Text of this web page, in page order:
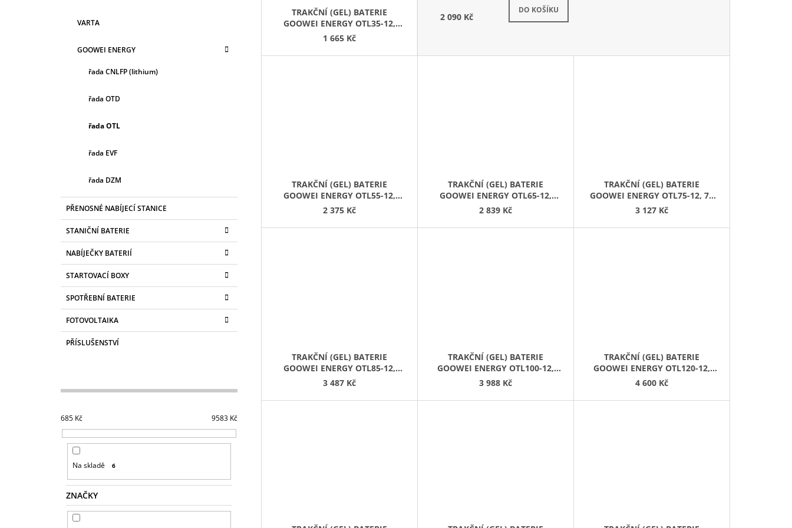
VARTA
GOOWEI ENERGY
řada CNLFP (lithium)
řada OTD
řada OTL
řada EVF
řada DZM
PŘENOSNÉ NABÍJECÍ STANICE
STANIČNÍ BATERIE
NABÍJEČKY BATERIÍ
STARTOVACÍ BOXY
SPOTŘEBNÍ BATERIE
FOTOVOLTAIKA
PŘÍSLUŠENSTVÍ
685 Kč 9583 Kč
Na skladě 6
ZNAČKY
TRAKČNÍ (GEL) BATERIE
GOOWEI ENERGY OTL35-12,
35AH, 12V
1 665 Kč
2 090 Kč
DO KOŠÍKU
Na dotaz
TRAKČNÍ (GEL) BATERIE
GOOWEI ENERGY OTL55-12,
55AH, 12V
2 375 Kč
TRAKČNÍ (GEL) BATERIE
GOOWEI ENERGY OTL65-12,
65AH, 12V
2 839 Kč
TRAKČNÍ (GEL) BATERIE
GOOWEI ENERGY OTL75-12, 75
AH, 12V
3 127 Kč
TRAKČNÍ (GEL) BATERIE
GOOWEI ENERGY OTL85-12,
85AH, 12V
3 487 Kč
TRAKČNÍ (GEL) BATERIE
GOOWEI ENERGY OTL100-12,
100AH, 12V
3 988 Kč
TRAKČNÍ (GEL) BATERIE
GOOWEI ENERGY OTL120-12,
120AH, 12V
4 600 Kč